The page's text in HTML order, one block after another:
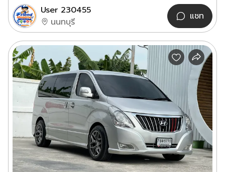
User 230455
นนทบุรี
แชท